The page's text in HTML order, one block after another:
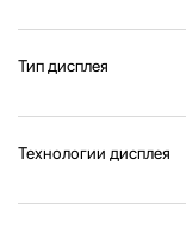
Тип дисплея
Технологии дисплея